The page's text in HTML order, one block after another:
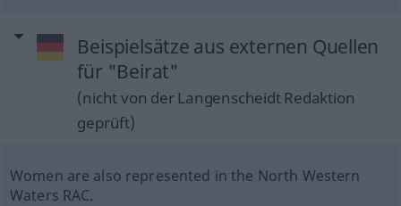
Beispielsätze aus externen Quellen
für "Beirat"
(nicht von der Langenscheidt Redaktion
geprüft)
Women are also represented in the North Western
Waters RAC.